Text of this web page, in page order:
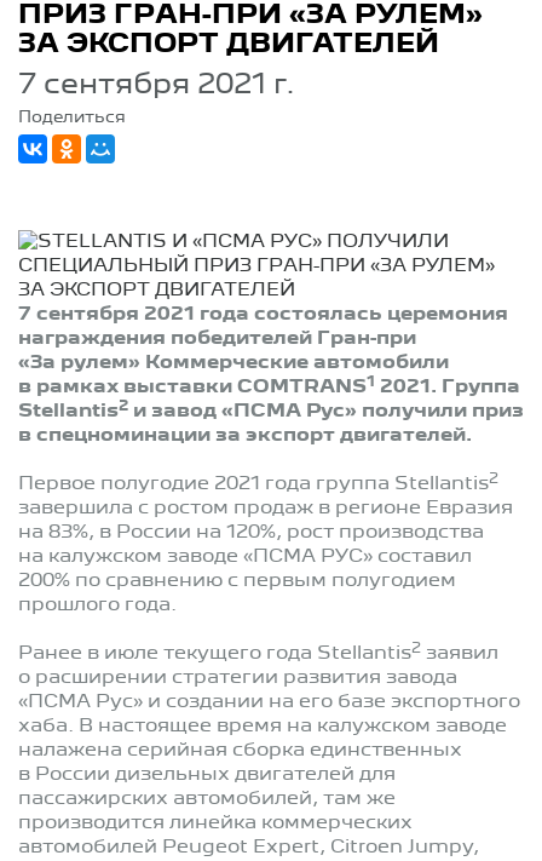
ПРИЗ ГРАН-ПРИ «ЗА РУЛЕМ»
ЗА ЭКСПОРТ ДВИГАТЕЛЕЙ
7 сентября 2021 г.
Поделиться
7 сентября 2021 года состоялась церемония
награждения победителей Гран-при
«За рулем» Коммерческие автомобили
в рамках выставки COMTRANS1
2021. Группа
Stellantis2 и завод «ПСМА Рус» получили приз
в спецноминации за экспорт двигателей.
Первое полугодие 2021 года группа Stellantis2
завершила с ростом продаж в регионе Евразия
на 83%, в России на 120%, рост производства
на калужском заводе «ПСМА РУС» составил
200% по сравнению с первым полугодием
прошлого года.
Ранее в июле текущего года Stellantis2 заявил
о расширении стратегии развития завода
«ПСМА Рус» и создании на его базе экспортного
хаба. В настоящее время на калужском заводе
налажена серийная сборка единственных
в России дизельных двигателей для
пассажирских автомобилей, там же
производится линейка коммерческих
автомобилей Peugeot Expert, Citroen Jumpy,